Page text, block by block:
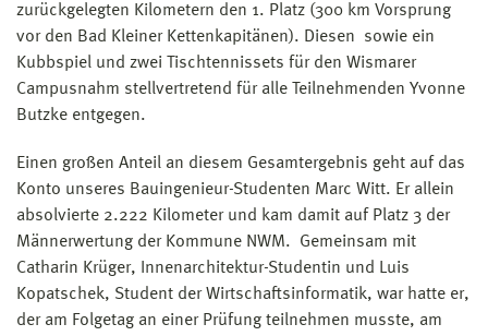
zurückgelegten Kilometern den 1. Platz (300 km Vorsprung
vor den Bad Kleiner Kettenkapitänen). Diesen sowie ein
Kubbspiel und zwei Tischtennissets für den Wismarer
Campusnahm stellvertretend für alle Teilnehmenden Yvonne
Butzke entgegen.
Einen großen Anteil an diesem Gesamtergebnis geht auf das
Konto unseres Bauingenieur-Studenten Marc Witt. Er allein
absolvierte 2.222 Kilometer und kam damit auf Platz 3 der
Männerwertung der Kommune NWM. Gemeinsam mit
Catharin Krüger, Innenarchitektur-Studentin und Luis
Kopatschek, Student der Wirtschaftsinformatik, war hatte er,
der am Folgetag an einer Prüfung teilnehmen musste, am